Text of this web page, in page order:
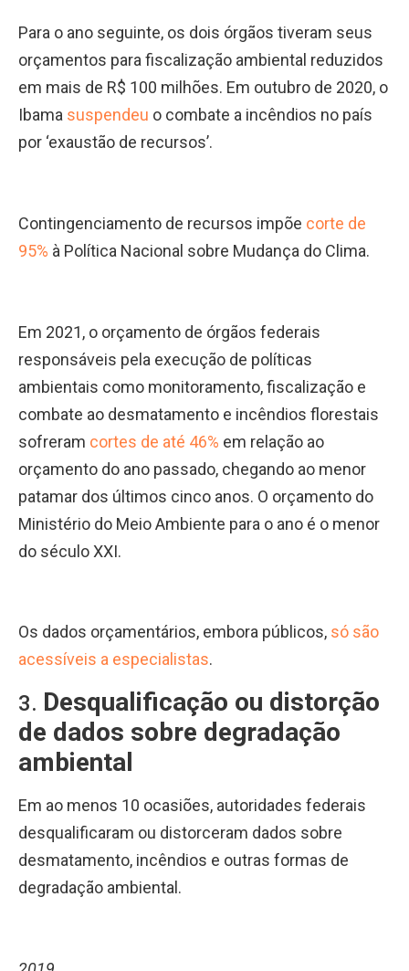
Para o ano seguinte, os dois órgãos tiveram seus
orçamentos para fiscalização ambiental reduzidos
em mais de R$ 100 milhões. Em outubro de 2020, o
Ibama suspendeu o combate a incêndios no país
por ‘exaustão de recursos’.
Contingenciamento de recursos impõe corte de
95% à Política Nacional sobre Mudança do Clima.
Em 2021, o orçamento de órgãos federais
responsáveis pela execução de políticas
ambientais como monitoramento, fiscalização e
combate ao desmatamento e incêndios florestais
sofreram cortes de até 46% em relação ao
orçamento do ano passado, chegando ao menor
patamar dos últimos cinco anos. O orçamento do
Ministério do Meio Ambiente para o ano é o menor
do século XXI.
Os dados orçamentários, embora públicos, só são
acessíveis a especialistas.
3. Desqualificação ou distorção
de dados sobre degradação
ambiental
Em ao menos 10 ocasiões, autoridades federais
desqualificaram ou distorceram dados sobre
desmatamento, incêndios e outras formas de
degradação ambiental.